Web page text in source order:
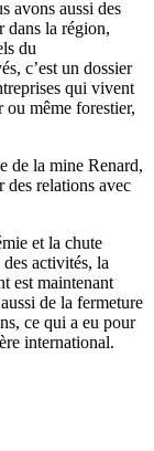
avons aussi des
dans la région,
du
c’est un dossier
qui vivent
ou même forestier,
de la mine Renard,
des relations avec
et la chute
activités, la
est maintenant
de la fermeture
ce qui a eu pour
international.